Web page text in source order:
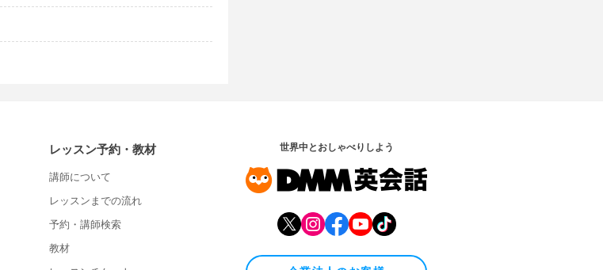
レッスン予約・教材
講師について
レッスンまでの流れ
予約・講師検索
教材
世界中とおしゃべりしよう